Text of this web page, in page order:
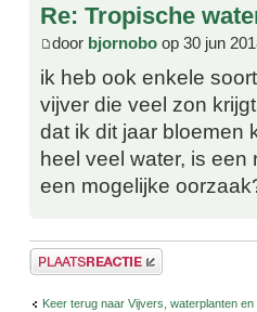
Re: Tropische
door bjornobo op 30 jun
ik heb ook enkele
vijver die veel zon
dat ik dit jaar bloemen
heel veel water, is
een mogelijke
Plaats een reactie
Keer terug naar Vijvers, waterplanten en